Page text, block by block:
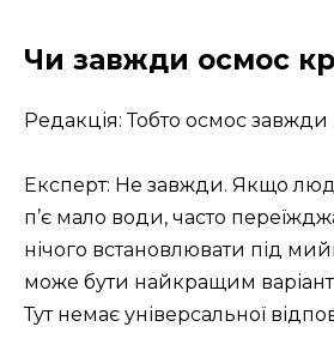
Чи завжди осмос
Редакція: Тобто осмос
Експерт: Не завжди. Якщо
п’є мало води, часто
нічого встановлювати під
може бути найкращим
Тут немає універсальної